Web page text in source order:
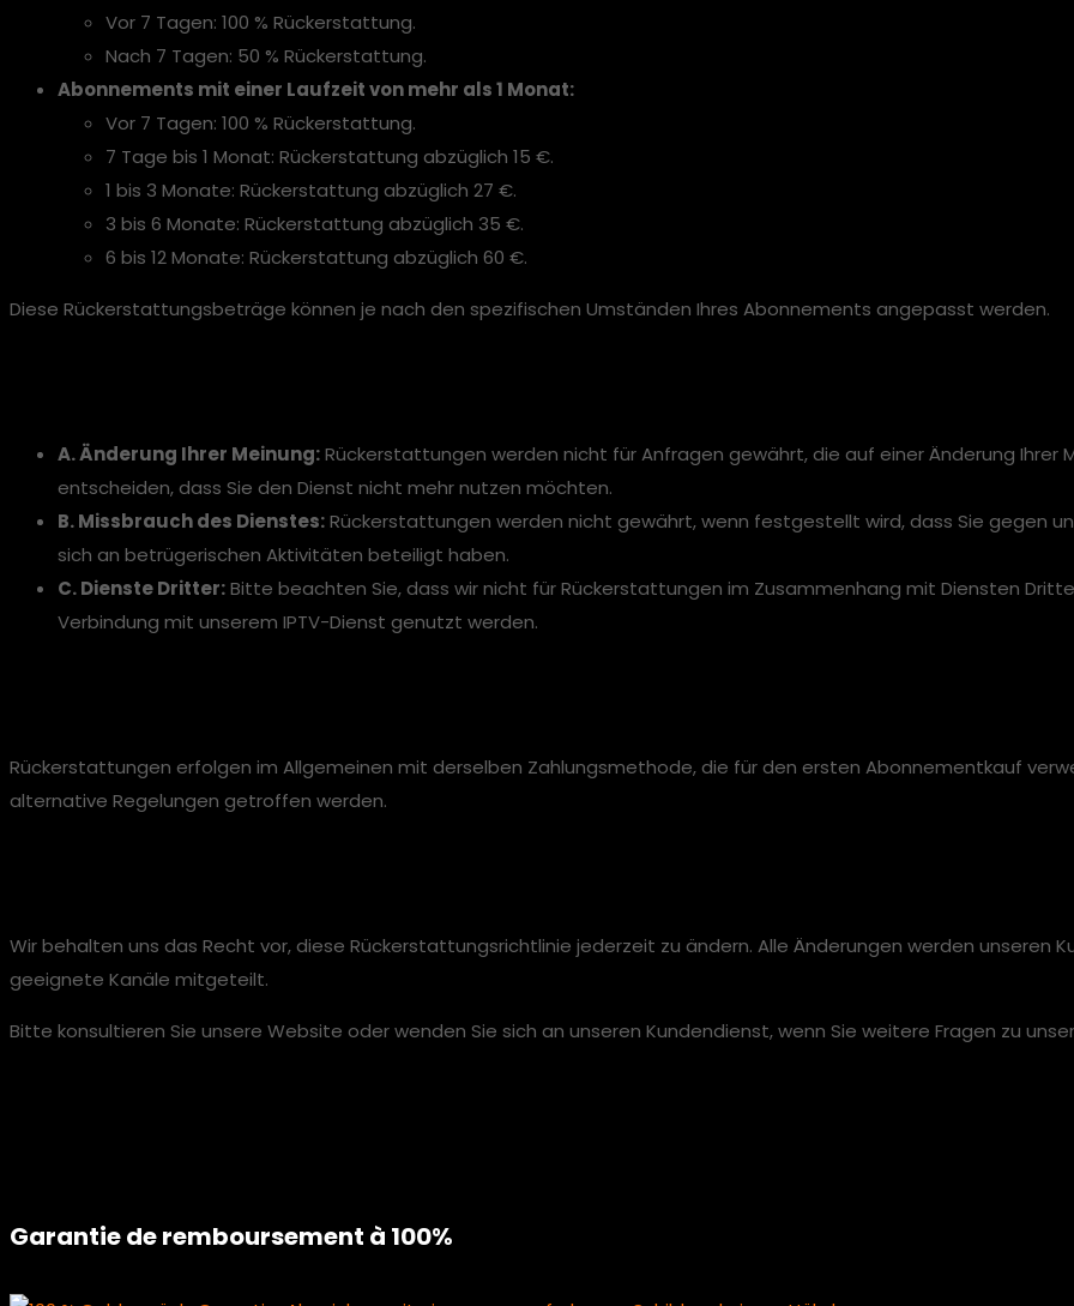
Vor 7 Tagen: 100 % Rückerstattung.
Nach 7 Tagen: 50 % Rückerstattung.
Abonnements mit einer Laufzeit von mehr als 1 Monat:
Vor 7 Tagen: 100 % Rückerstattung.
7 Tage bis 1 Monat: Rückerstattung abzüglich 15 €.
1 bis 3 Monate: Rückerstattung abzüglich 27 €.
3 bis 6 Monate: Rückerstattung abzüglich 35 €.
6 bis 12 Monate: Rückerstattung abzüglich 60 €.
Diese Rückerstattungsbeträge können je nach den spezifischen Umständen Ihres Abonnements angepasst werden.
A. Änderung Ihrer Meinung:Rückerstattungen werden nicht für Anfragen gewährt, die auf einer Änderung Ihrer
entscheiden, dass Sie den Dienst nicht mehr nutzen möchten.
B. Missbrauch des Dienstes:Rückerstattungen werden nicht gewährt, wenn festgestellt wird, dass Sie gegen
sich an betrügerischen Aktivitäten beteiligt haben.
C. Dienste Dritter:Bitte beachten Sie, dass wir nicht für Rückerstattungen im Zusammenhang mit Diensten
Verbindung mit unserem IPTV-Dienst genutzt werden.
Rückerstattungen erfolgen im Allgemeinen mit derselben Zahlungsmethode, die für den ersten Abonnementkauf
alternative Regelungen getroffen werden.
Wir behalten uns das Recht vor, diese Rückerstattungsrichtlinie jederzeit zu ändern. Alle Änderungen werden unseren
geeignete Kanäle mitgeteilt.
Bitte konsultieren Sie unsere Website oder wenden Sie sich an unseren Kundendienst, wenn Sie weitere Fragen zu
Garantie de remboursement à 100%